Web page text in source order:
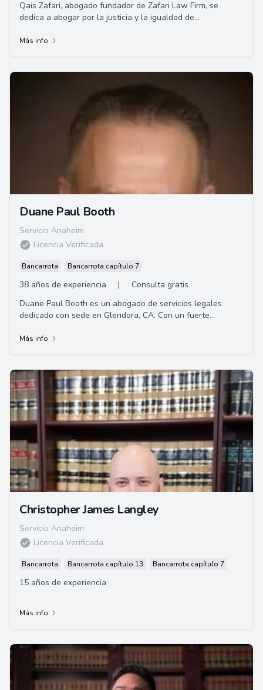
Qais Zafari, abogado fundador de Zafari Law Firm, se
dedica a abogar por la justicia y la igualdad de
Más info
Duane Paul Booth
Servicio Anaheim
Licencia Verificada
Bancarrota Bancarrota capítulo 7
38 años de experiencia |
Consulta gratis
Duane Paul Booth es un abogado de servicios legales
dedicado con sede en Glendora, CA. Con un fuerte
Más info
Christopher James Langley
Servicio Anaheim
Licencia Verificada
Bancarrota Bancarrota capítulo 13 Bancarrota capítulo 7
15 años de experiencia
Más info